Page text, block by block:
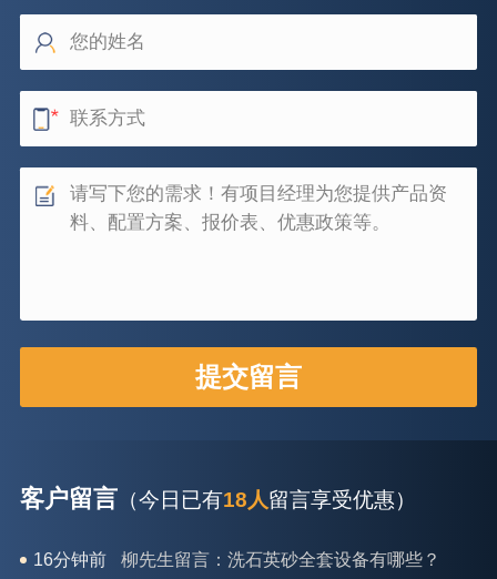
客户留言 （今日已有18人留言享受优惠）
16分钟前 柳先生留言：洗石英砂全套设备有哪些？